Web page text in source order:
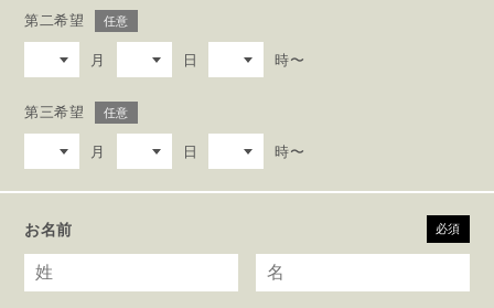
第二希望 任意
月 日 時〜
第三希望 任意
月 日 時〜
お名前 必須